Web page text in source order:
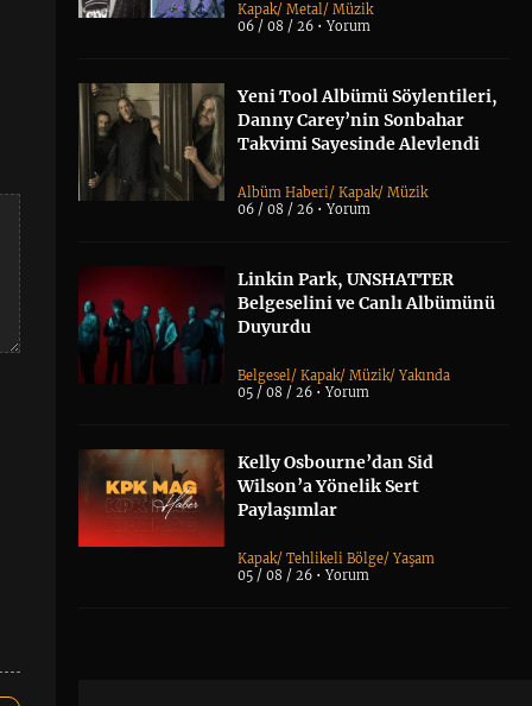
Kapak/Metal/Müzik
06 / 08 / 26 •Yorum
Yeni Tool Albümü Söylentileri,
Danny Carey’nin Sonbahar
Takvimi Sayesinde Alevlendi
Albüm Haberi/Kapak/Müzik
06 / 08 / 26 •Yorum
Linkin Park, UNSHATTER
Belgeselini ve Canlı Albümünü
Duyurdu
Belgesel/Kapak/Müzik/Yakında
05 / 08 / 26 •Yorum
Kelly Osbourne’dan Sid
Wilson’a Yönelik Sert
Paylaşımlar
Kapak/Tehlikeli Bölge/Yaşam
05 / 08 / 26 •Yorum